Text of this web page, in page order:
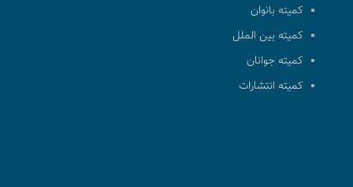
کمیته بانوان
کمیته بین الملل
کمیته جوانان
کمیته انتشارات